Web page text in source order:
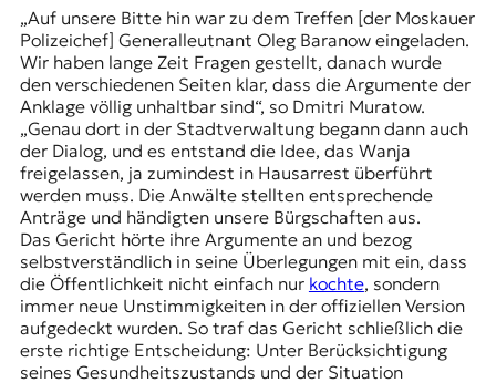
d
i
e
n
k
o
m
p
e
t
e
n
z
z
u
O
„Auf unsere Bitte hin war zu dem Treffen [der Moskauer
Polizeichef] Generalleutnant Oleg Baranow eingeladen.
Wir haben lange Zeit Fragen gestellt, danach wurde
den verschiedenen Seiten klar, dass die Argumente der
Anklage völlig unhaltbar sind“, so Dmitri Muratow.
„Genau dort in der Stadtverwaltung begann dann auch
der Dialog, und es entstand die Idee, das Wanja
freigelassen, ja zumindest in Hausarrest überführt
werden muss. Die Anwälte stellten entsprechende
Anträge und händigten unsere Bürgschaften aus.
Das Gericht hörte ihre Argumente an und bezog
selbstverständlich in seine Überlegungen mit ein, dass
die Öffentlichkeit nicht einfach nur kochte, sondern
immer neue Unstimmigkeiten in der offiziellen Version
aufgedeckt wurden. So traf das Gericht schließlich die
erste richtige Entscheidung: Unter Berücksichtigung
seines Gesundheitszustands und der Situation